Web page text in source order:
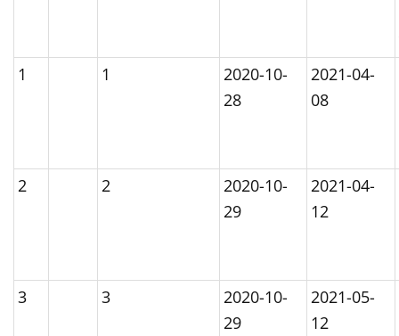
1 1
2020-10-
28
2021-04-
08
2 2
2020-10-
29
2021-04-
12
3 3
2020-10-
29
2021-05-
12